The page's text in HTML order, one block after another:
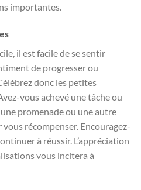
importantes.
il est facile de se sentir
de progresser ou
donc les petites
vous achevé une tâche ou
promenade ou une autre
récompenser. Encouragez-
à réussir. L’appréciation
vous incitera à